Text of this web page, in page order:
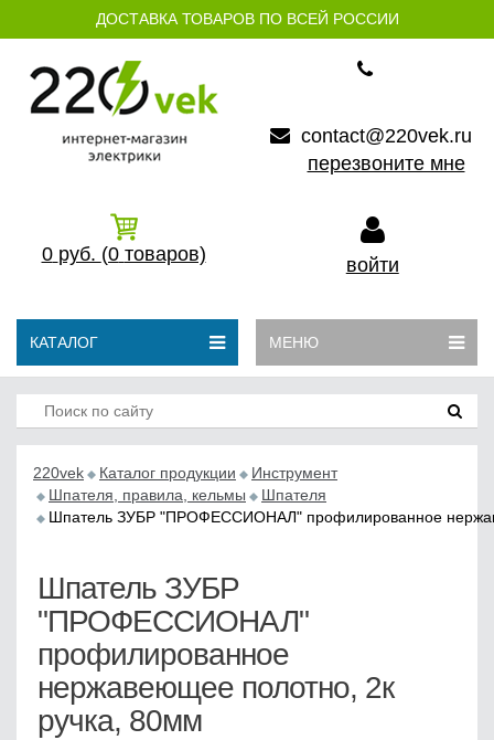
ДОСТАВКА ТОВАРОВ ПО ВСЕЙ РОССИИ
contact@220vek.ru
перезвоните мне
0 руб. (0 товаров) войти
КАТАЛОГ МЕНЮ
220vek Каталог продукции
Инструмент
Шпателя, правила, кельмы
Шпателя
Шпатель ЗУБР "ПРОФЕССИОНАЛ" профилированное
Шпатель ЗУБР
"ПРОФЕССИОНАЛ"
профилированное
нержавеющее полотно, 2к
ручка, 80мм